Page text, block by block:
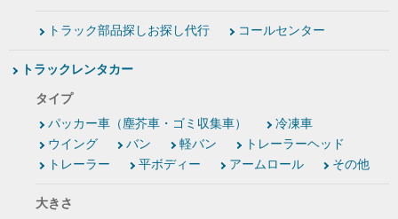
トラック部品探しお探し代行 コールセンター
トラックレンタカー
タイプ
パッカー車（塵芥車・ゴミ収集車）
冷凍車
ウイング
バン 軽バン
トレーラーヘッド
トレーラー
平ボディー アームロール その他
大きさ